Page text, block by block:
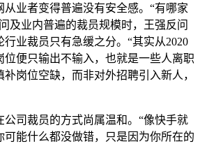
从业者变得普遍没有安全感。“有哪家
及业内普遍的裁员规模时，王强反问
业裁员只有急缓之分。“其实从2020
位便只输出不输入，也就是一些人离职
岗位空缺，而非对外招聘引入新人，
司裁员的方式尚属温和。“像快手就
可能什么都没做错，只是因为你所在的